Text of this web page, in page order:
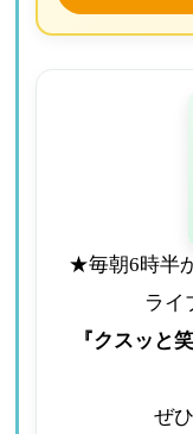
★毎朝6時半
ライ
『クスッと
ぜ